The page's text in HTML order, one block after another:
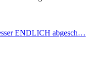
ENDLICH abgesch…